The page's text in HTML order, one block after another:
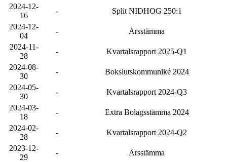
2024-12-
16
-
Split NIDHOG 250:1
2024-12-
04
-
Årsstämma
2024-11-
28
-
Kvartalsrapport 2025-Q1
2024-08-
30
-
Bokslutskommuniké 2024
2024-05-
30
-
Kvartalsrapport 2024-Q3
2024-03-
18
-
Extra Bolagsstämma 2024
2024-02-
28
-
Kvartalsrapport 2024-Q2
2023-12-
29
-
Årsstämma